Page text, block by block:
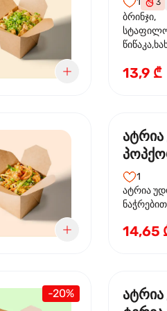
3
ბრინჯი,
სოუსი,
13,9 ₾
ატრია
სოსუით
1
ატრია
ნაჭრებით,
ნიორი)
14,65
-20%